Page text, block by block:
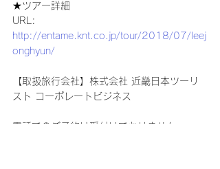
★ツアー詳細
URL:
http://entame.knt.co.jp/tour/2018/07/leej
onghyun/
【取扱旅行会社】株式会社 近畿日本ツーリ
スト コーポレートビジネス
電話でのご予約は受付けておりません。